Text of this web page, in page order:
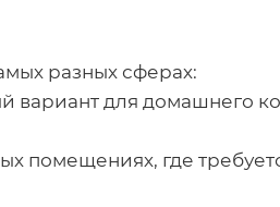
разных сферах:
для домашнего
помещениях, где